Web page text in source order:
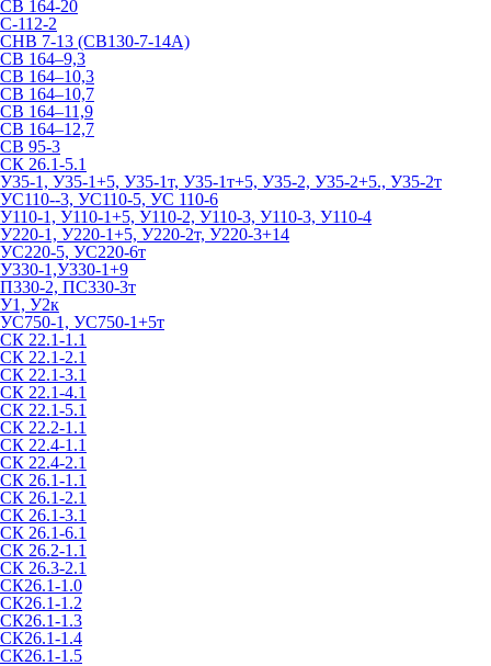
СВ 164-20
С-112-2
СНВ 7-13 (СВ130-7-14А)
СВ 164–9,3
СВ 164–10,3
СВ 164–10,7
СВ 164–11,9
СВ 164–12,7
СВ 95-3
СК 26.1-5.1
У35-1, У35-1+5, У35-1т, У35-1т+5, У35-2, У35-2+5., У35-2т
УС110--3, УС110-5, УС 110-6
У110-1, У110-1+5, У110-2, У110-3, У110-3, У110-4
У220-1, У220-1+5, У220-2т, У220-3+14
УС220-5, УС220-6т
У330-1,У330-1+9
П330-2, ПС330-3т
У1, У2к
УС750-1, УС750-1+5т
СК 22.1-1.1
СК 22.1-2.1
СК 22.1-3.1
СК 22.1-4.1
СК 22.1-5.1
СК 22.2-1.1
СК 22.4-1.1
СК 22.4-2.1
СК 26.1-1.1
СК 26.1-2.1
СК 26.1-3.1
СК 26.1-6.1
СК 26.2-1.1
СК 26.3-2.1
СК26.1-1.0
СК26.1-1.2
СК26.1-1.3
СК26.1-1.4
СК26.1-1.5